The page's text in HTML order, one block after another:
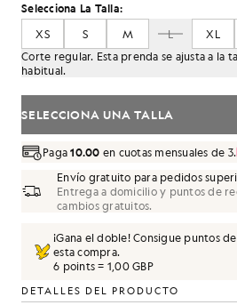
Selecciona La Talla:
XS
S M L XL
Corte regular. Esta prenda se ajusta a la
habitual.
SELECCIONA UNA TALLA
Paga10.00 en cuotas mensuales de 3.
Envío gratuito para pedidos
Entrega a domicilio y puntos de
cambios gratuitos.
¡Gana el doble! Consigue puntos de
esta compra.
6 points = 1,00 GBP
DETALLES DEL PRODUCTO